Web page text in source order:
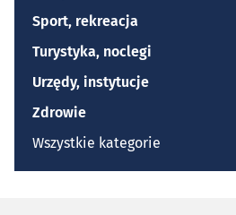
Sport, rekreacja
Turystyka, noclegi
Urzędy, instytucje
Zdrowie
Wszystkie kategorie